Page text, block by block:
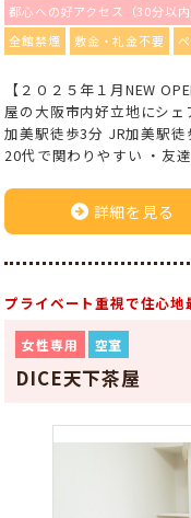
都心への好アクセス（30分以内
全館禁煙
敷金・礼金不要
【２０２５年１月NEW
屋の大阪市内好立地にシェ
加美駅徒歩3分 JR加美駅
20代で関わりやすい ・友
詳細を見る
プライベート重視で住心地
女性専用 空室
DICE天下茶屋